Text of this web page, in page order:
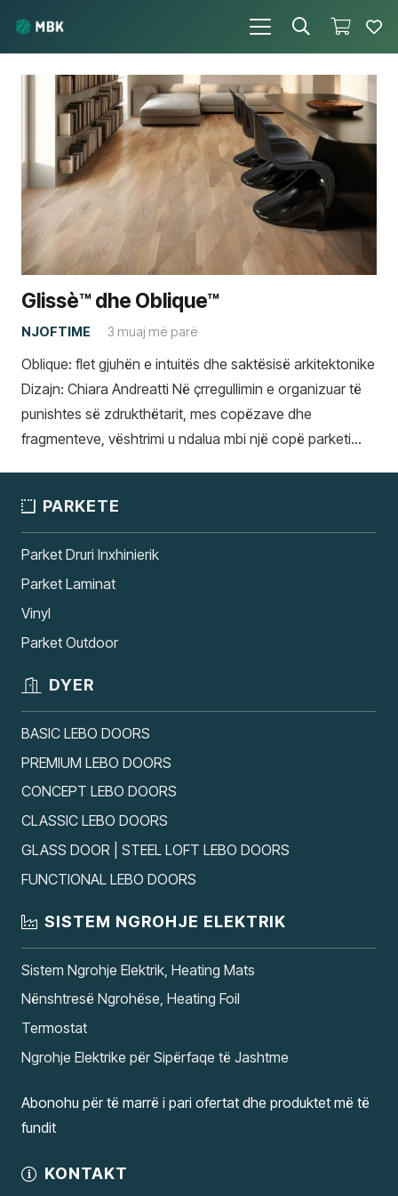
Glissè™ dhe Oblique™
NJOFTIME 3 muaj më parë
Oblique: flet gjuhën e intuitës dhe saktësisë arkitektonike
Dizajn: Chiara Andreatti Në çrregullimin e organizuar të
punishtes së zdrukthëtarit, mes copëzave dhe
fragmenteve, vështrimi u ndalua mbi një copë parketi…
PARKETE
Parket Druri Inxhinierik
Parket Laminat
Vinyl
Parket Outdoor
DYER
BASIC LEBO DOORS
PREMIUM LEBO DOORS
CONCEPT LEBO DOORS
CLASSIC LEBO DOORS
GLASS DOOR | STEEL LOFT LEBO DOORS
FUNCTIONAL LEBO DOORS
SISTEM NGROHJE ELEKTRIK
Sistem Ngrohje Elektrik, Heating Mats
Nënshtresë Ngrohëse, Heating Foil
Termostat
Ngrohje Elektrike për Sipërfaqe të Jashtme
Abonohu për të marrë i pari ofertat dhe produktet më të
fundit
KONTAKT